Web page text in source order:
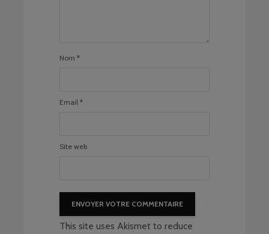
Nom *
Email *
Site web
This site uses Akismet to reduce